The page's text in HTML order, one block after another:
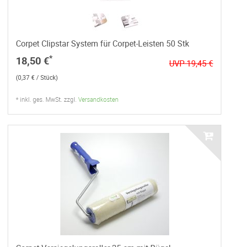
Corpet Clipstar System für Corpet-Leisten 50 Stk
18,50 €*
UVP 19,45 €
(0,37 € / Stück)
* inkl. ges. MwSt. zzgl. Versandkosten